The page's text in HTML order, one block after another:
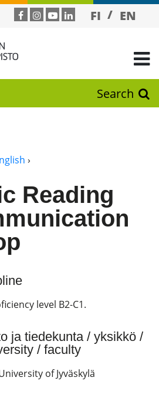
FI EN
Search
›
Reading
level B2-C1.
ja tiedekunta / yksikkö /
/ faculty
of Jyväskylä